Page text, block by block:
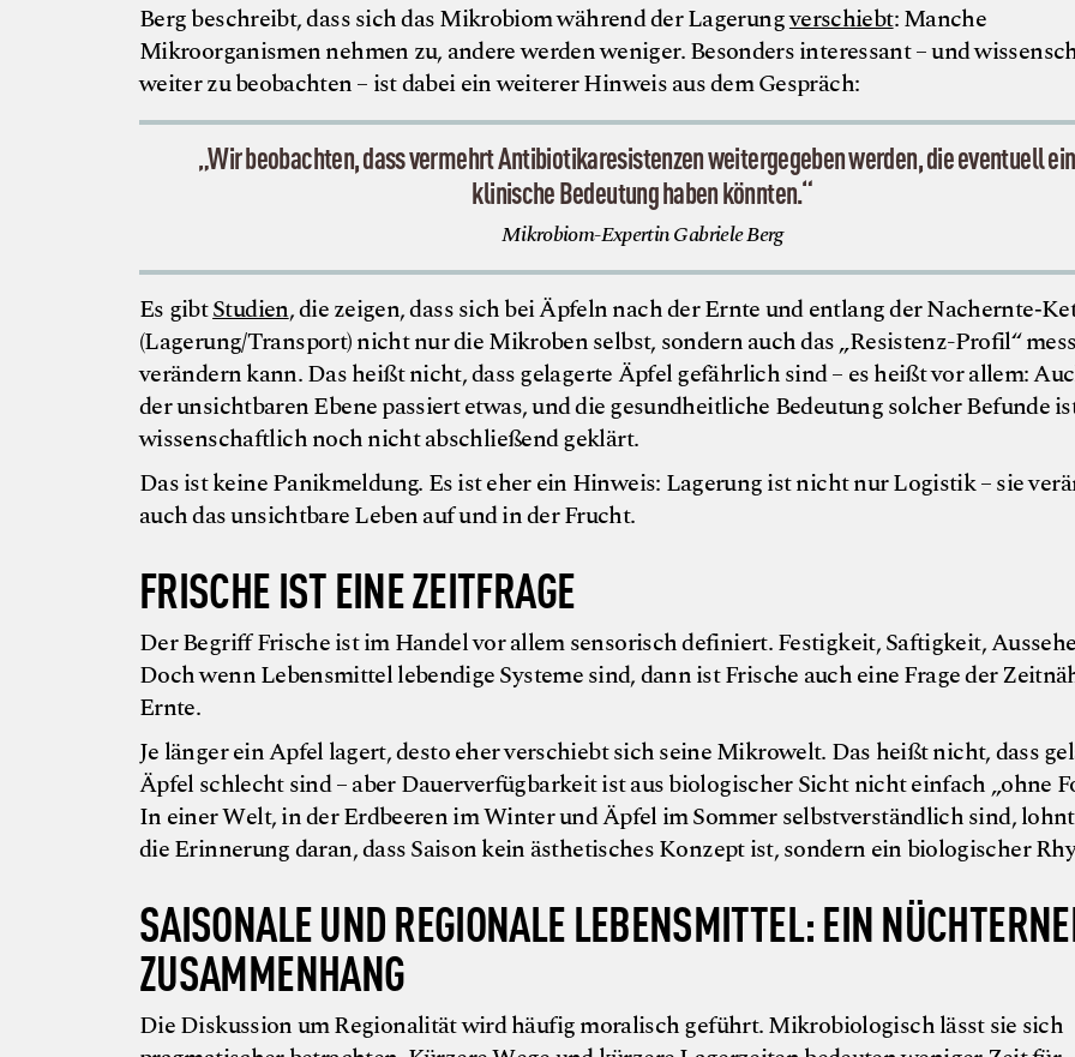
Berg beschreibt, dass sich das Mikrobiom während der Lagerungverschiebt: Manche
Mikroorganismen nehmen zu, andere werden weniger. Besonders interessant – und
weiter zu beobachten – ist dabei ein weiterer Hinweis aus dem Gespräch:
„Wir beobachten, dass vermehrt Antibiotikaresistenzen weitergegeben werden, die eventuell
klinische Bedeutung haben könnten.“
Mikrobiom-Expertin Gabriele Berg
Es gibtStudien, die zeigen, dass sich bei Äpfeln nach der Ernte und entlang der
(Lagerung/Transport) nicht nur die Mikroben selbst, sondern auch das „Resistenz-Profil“
verändern kann. Das heißt nicht, dass gelagerte Äpfel gefährlich sind – es heißt vor allem:
der unsichtbaren Ebene passiert etwas, und die gesundheitliche Bedeutung solcher Befunde
wissenschaftlich noch nicht abschließend geklärt.
Das ist keine Panikmeldung. Es ist eher ein Hinweis: Lagerung ist nicht nur Logistik – sie
auch das unsichtbare Leben auf und in der Frucht.
FRISCHE IST EINE ZEITFRAGE
Der Begriff Frische ist im Handel vor allem sensorisch definiert. Festigkeit, Saftigkeit,
Doch wenn Lebensmittel lebendige Systeme sind, dann ist Frische auch eine Frage der
Ernte.
Je länger ein Apfel lagert, desto eher verschiebt sich seine Mikrowelt. Das heißt nicht, dass
Äpfel schlecht sind – aber Dauerverfügbarkeit ist aus biologischer Sicht nicht einfach „ohne
In einer Welt, in der Erdbeeren im Winter und Äpfel im Sommer selbstverständlich sind,
die Erinnerung daran, dass Saison kein ästhetisches Konzept ist, sondern ein biologischer
SAISONALE UND REGIONALE LEBENSMITTEL: EIN
ZUSAMMENHANG
Die Diskussion um Regionalität wird häufig moralisch geführt. Mikrobiologisch lässt sie sich